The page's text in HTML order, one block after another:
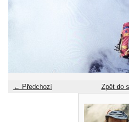
← Předchozí Zpět do